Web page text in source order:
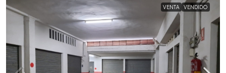
VENTA VENDIDO